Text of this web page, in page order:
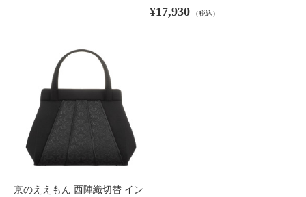
¥17,930 （税込）
京のええもん 西陣織切替 イン